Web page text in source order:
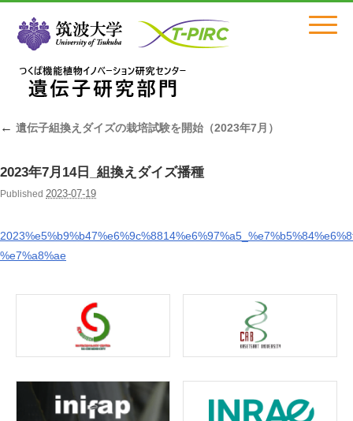
Click
← 遺伝子組換えダイズの栽培試験を開始（2023年7月）
2023年7月14日_組換えダイズ播種
Published 2023-07-19
%e7%a8%ae